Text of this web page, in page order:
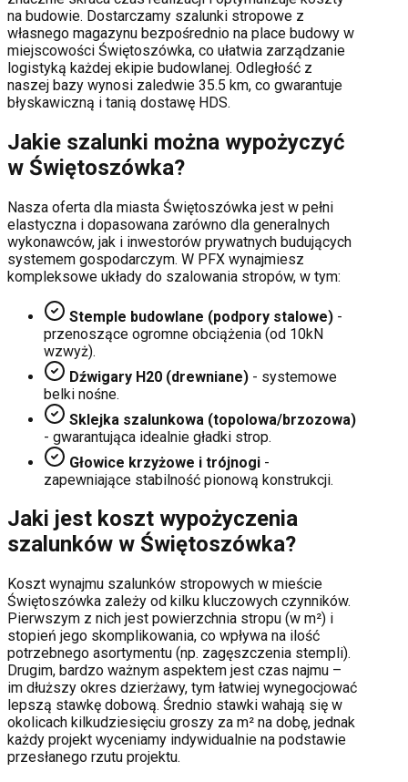
na budowie. Dostarczamy szalunki stropowe z
własnego magazynu bezpośrednio na place budowy w
miejscowości Świętoszówka, co ułatwia zarządzanie
logistyką każdej ekipie budowlanej. Odległość z
naszej bazy wynosi zaledwie 35.5 km, co gwarantuje
błyskawiczną i tanią dostawę HDS.
Jakie szalunki można wypożyczyć
w Świętoszówka?
Nasza oferta dla miasta Świętoszówka jest w pełni
elastyczna i dopasowana zarówno dla generalnych
wykonawców, jak i inwestorów prywatnych budujących
systemem gospodarczym. W PFX wynajmiesz
kompleksowe układy do szalowania stropów, w tym:
Stemple budowlane (podpory stalowe) -
przenoszące ogromne obciążenia (od 10kN
wzwyż).
Dźwigary H20 (drewniane) - systemowe
belki nośne.
Sklejka szalunkowa (topolowa/brzozowa)
- gwarantująca idealnie gładki strop.
Głowice krzyżowe i trójnogi -
zapewniające stabilność pionową konstrukcji.
Jaki jest koszt wypożyczenia
szalunków w Świętoszówka?
Koszt wynajmu szalunków stropowych w mieście
Świętoszówka zależy od kilku kluczowych czynników.
Pierwszym z nich jest powierzchnia stropu (w m²) i
stopień jego skomplikowania, co wpływa na ilość
potrzebnego asortymentu (np. zagęszczenia stempli).
Drugim, bardzo ważnym aspektem jest czas najmu –
im dłuższy okres dzierżawy, tym łatwiej wynegocjować
lepszą stawkę dobową. Średnio stawki wahają się w
okolicach kilkudziesięciu groszy za m² na dobę, jednak
każdy projekt wyceniamy indywidualnie na podstawie
przesłanego rzutu projektu.